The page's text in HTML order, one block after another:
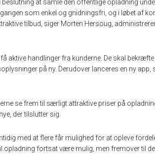
at samle den offentlige opladning
som enkel og gnidningsfri, og i løbet af
tilbud, siger Morten Hersoug,
aktive handlinger fra kunderne. De skal
på ny. Derudover lanceres en ny
se frem til særligt attraktive priser på
der tilslutter sig.
med at flere får mulighed for at opleve
opladning fortsat være mulig, men fremover til